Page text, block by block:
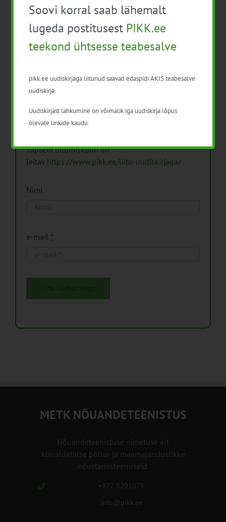
Pikk.ee uudiskirjaga liitumine.
Isikuandmeid töötleme vastavalt
Isikuandmete
Täpsem liitumisvorm on
leitav https://www.pikk.ee/liitu-uudiskirjaga/
Nimi
e-mail *
METK NÕUANDETEENISTUS
Nõuandeteenistuse nimetuse alt
korraldatalse põllu- ja maamajanduslikke
nõustamisteenuseid.
+372 5201078
info@pikk.ee
Soovi korral saab lähemalt
lugeda postitusest PIKK.ee
teekond ühtsesse teabesalve
pikk.ee uudiskirjaga liitunud saavad edaspidi AKIS teabesalve
uudiskirja.
Uudiskirjast lahkumine on võimalik iga uudiskirja lõpus
olevate linkide kaudu.